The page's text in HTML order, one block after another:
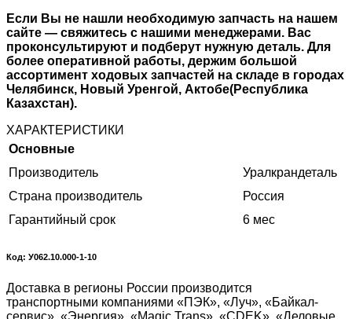
Если Вы не нашли необходимую запчасть на нашем
сайте — свяжитесь с нашими менеджерами. Вас
проконсультируют и подберут нужную деталь. Для
более оперативной работы, держим большой
ассортимент ходовых запчастей на складе в городах
Челябинск, Новый Уренгой, Актобе(Республика
Казахстан).
ХАРАКТЕРИСТИКИ
Основные
Производитель
Уралкрандеталь
Страна производитель
Россия
Гарантийный срок
6 мес
Код: У062.10.000-1-10
Доставка в регионы России производится
транспортными компаниями «ПЭК», «Луч», «Байкал-